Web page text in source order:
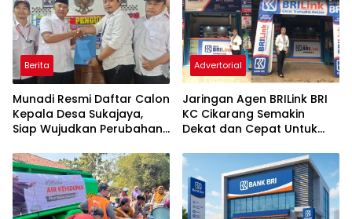
Berita
Munadi Resmi Daftar Calon
Kepala Desa Sukajaya,
Siap Wujudkan Perubahan
Advertorial
Jaringan Agen BRILink BRI
KC Cikarang Semakin
Dekat dan Cepat Untuk